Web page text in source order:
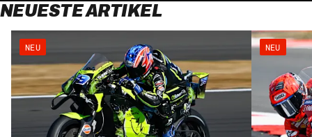
NEUESTE ARTIKEL
NEU NEU